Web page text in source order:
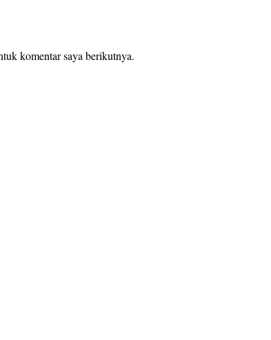
komentar saya berikutnya.